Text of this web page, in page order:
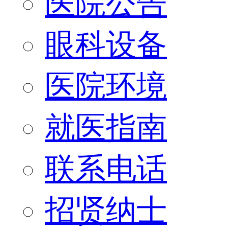
眼科设备
医院环境
就医指南
联系电话
招贤纳士